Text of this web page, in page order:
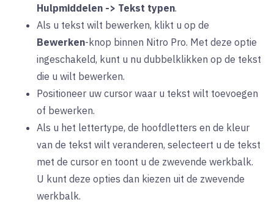
Hulpmiddelen -> Tekst typen.
Als u tekst wilt bewerken, klikt u op de
Bewerken-knop binnen Nitro Pro. Met deze optie
ingeschakeld, kunt u nu dubbelklikken op de tekst
die u wilt bewerken.
Positioneer uw cursor waar u tekst wilt toevoegen
of bewerken.
Als u het lettertype, de hoofdletters en de kleur
van de tekst wilt veranderen, selecteert u de tekst
met de cursor en toont u de zwevende werkbalk.
U kunt deze opties dan kiezen uit de zwevende
werkbalk.